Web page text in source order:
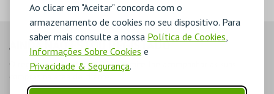
Ao clicar em "Aceitar" concorda com o
armazenamento de cookies no seu dispositivo. Para
saber mais consulte a nossa Política de Cookies,
Informações Sobre Cookies e
Privacidade & Segurança.
AINDA NÃO ESTOU REGISTADO
O registo na plataforma BOL permite-lhe acompanhar as suas